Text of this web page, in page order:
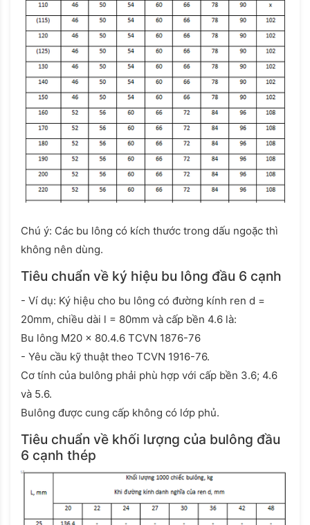
Chú ý: Các bu lông có kích thước trong dấu ngoặc thì
không nên dùng.
Tiêu chuẩn về ký hiệu bu lông đầu 6 cạnh
- Ví dụ: Ký hiệu cho bu lông có đường kính ren d =
20mm, chiều dài l = 80mm và cấp bền 4.6 là:
Bu lông M20 x 80.4.6 TCVN 1876-76
- Yêu cầu kỹ thuật theo TCVN 1916-76.
Cơ tính của bulông phải phù hợp với cấp bền 3.6; 4.6
và 5.6.
Bulông được cung cấp không có lớp phủ.
Tiêu chuẩn về khối lượng của bulông đầu
6 cạnh thép